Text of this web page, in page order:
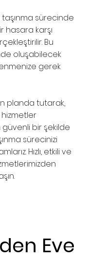
taşınma sürecinde
hasara karşı
Bu
oluşabilecek
gerek
planda tutarak,
güvenli bir şekilde
sürecinizi
Hızlı, etkili ve
Eve